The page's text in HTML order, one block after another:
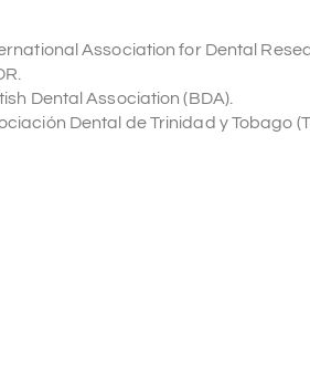
Association for Dental
Dental Association (BDA).
Dental de Trinidad y Tobago